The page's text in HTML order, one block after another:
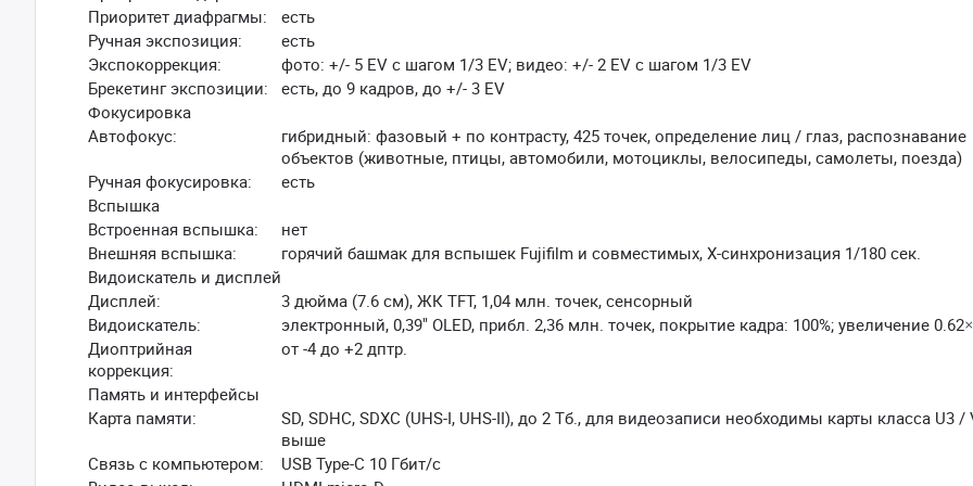
Приоритет диафрагмы:
есть
Ручная экспозиция:
есть
Экспокоррекция:
фото: +/- 5 EV с шагом 1/3 EV; видео: +/- 2 EV с шагом 1/3 EV
Брекетинг экспозиции:
есть, до 9 кадров, до +/- 3 EV
Фокусировка
Автофокус:
гибридный: фазовый + по контрасту, 425 точек, определение лиц / глаз, распознавание
объектов (животные, птицы, автомобили, мотоциклы, велосипеды, самолеты, поезда)
Ручная фокусировка:
есть
Вспышка
Встроенная вспышка:
нет
Внешняя вспышка:
горячий башмак для вспышек Fujifilm и совместимых, X-синхронизация 1/180 сек.
Видоискатель и дисплей
Дисплей:
3 дюйма (7.6 см), ЖК TFT, 1,04 млн. точек, сенсорный
Видоискатель:
электронный, 0,39" OLED, прибл. 2,36 млн. точек, покрытие кадра: 100%; увеличение 0.62×
Диоптрийная
коррекция:
от -4 до +2 дптр.
Память и интерфейсы
Карта памяти:
SD, SDHC, SDXC (UHS-I, UHS-II), до 2 Тб., для видеозаписи необходимы карты класса U3 /
выше
Связь с компьютером:
USB Type-C 10 Гбит/с